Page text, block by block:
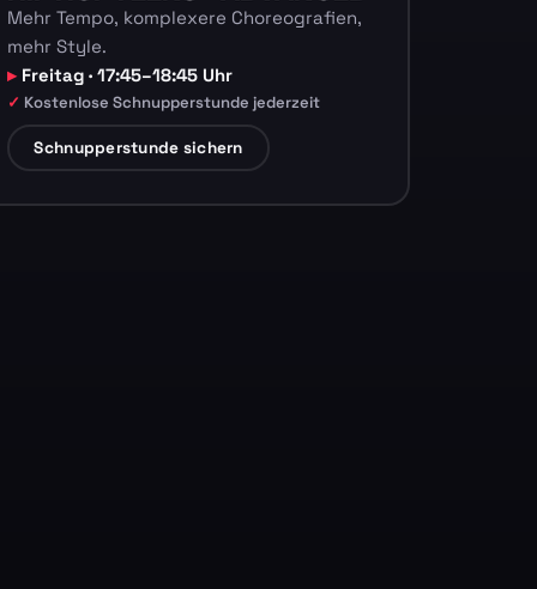
Mehr Tempo, komplexere Choreografien,
mehr Style.
Freitag · 17:45–18:45 Uhr
Kostenlose Schnupperstunde jederzeit
Schnupperstunde sichern